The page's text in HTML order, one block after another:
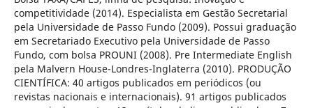
competitividade (2014). Especialista em Gestão Secretarial
pela Universidade de Passo Fundo (2009). Possui graduação
em Secretariado Executivo pela Universidade de Passo
Fundo, com bolsa PROUNI (2008). Pre Intermediate English
pela Malvern House-Londres-Inglaterra (2010). PRODUÇÃO
CIENTÍFICA: 40 artigos publicados em periódicos (ou
revistas nacionais e internacionais). 91 artigos publicados